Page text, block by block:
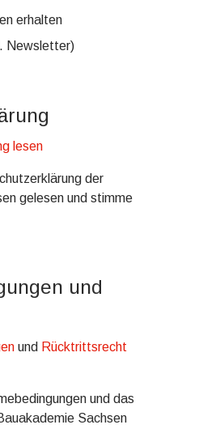
erhalten
Newsletter)
lesen
der
gelesen und stimme
und
und Rücktrittsrecht
und das
Sachsen